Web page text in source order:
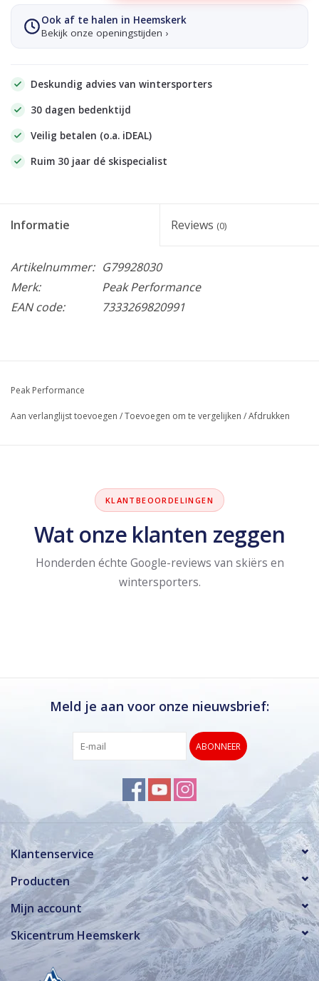
Ook af te halen in Heemskerk
Bekijk onze openingstijden ›
Deskundig advies van wintersporters
30 dagen bedenktijd
Veilig betalen (o.a. iDEAL)
Ruim 30 jaar dé skispecialist
Informatie Reviews (0)
Artikelnummer: G79928030
Merk:
Peak Performance
EAN code:
7333269820991
Peak Performance
Aan verlanglijst toevoegen /Toevoegen om te vergelijken /Afdrukken
KLANTBEOORDELINGEN
Wat onze klanten zeggen
Honderden échte Google-reviews van skiërs en
wintersporters.
Meld je aan voor onze nieuwsbrief:
ABONNEER
Klantenservice
Producten
Mijn account
Skicentrum Heemskerk